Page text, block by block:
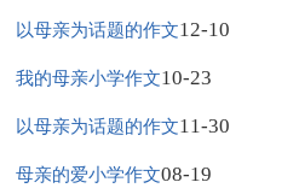
以母亲为话题的作文12-10
我的母亲小学作文10-23
以母亲为话题的作文11-30
母亲的爱小学作文08-19